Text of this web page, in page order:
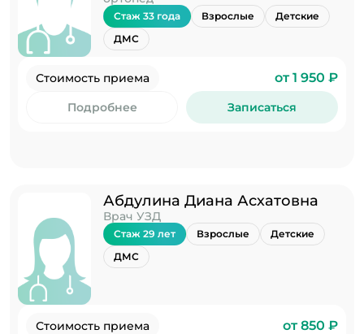
Стаж 33 года Взрослые
Детские
ДМС
Стоимость приема от 1 950 ₽
Подробнее Записаться
Абдулина Диана Асхатовна
Врач УЗД
Стаж 29 лет Взрослые
Детские
ДМС
Стоимость приема от 850 ₽